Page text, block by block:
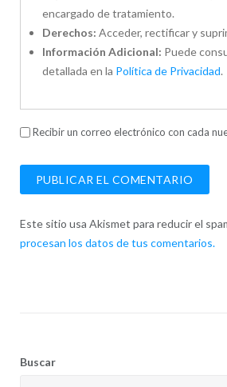
encargado de tratamiento.
Derechos: Acceder, rectificar y
Información Adicional: Puede
detallada en la Política de Privacidad.
Recibir un correo electrónico con cada
Este sitio usa Akismet para reducir el
procesan los datos de tus comentarios.
Buscar